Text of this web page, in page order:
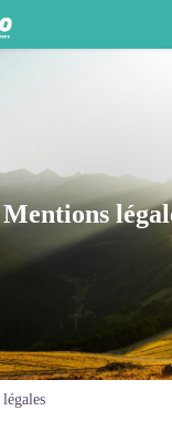
Mentions